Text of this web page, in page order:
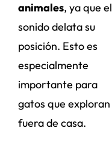
animales, ya que el
sonido delata su
posición. Esto es
especialmente
importante para
gatos que exploran
fuera de casa.